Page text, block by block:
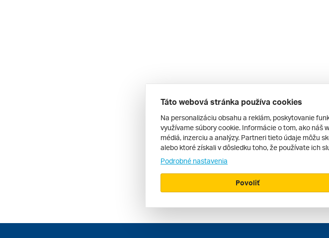
Táto webová stránka používa cookies
Na personalizáciu obsahu a reklám, poskytovanie
využívame súbory cookie. Informácie o tom, ako náš
médiá, inzerciu a analýzy. Partneri tieto údaje môžu
alebo ktoré získali v dôsledku toho, že používate ich
Podrobné nastavenia
Povoliť